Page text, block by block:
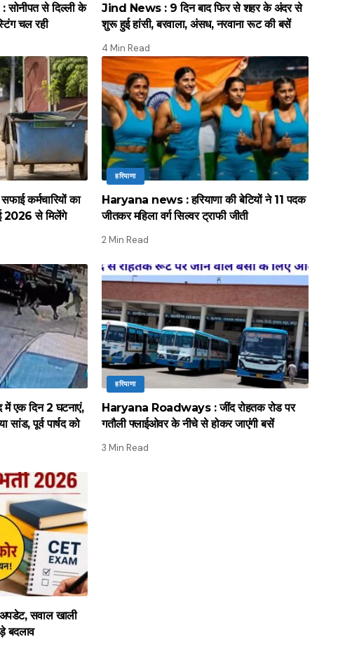
से दिल्ली के
चल रही
Jind News : 9 दिन बाद फिर से शहर के अंदर से
शुरू हुई हांसी, बरवाला, अंसध, नरवाना रूट की बसें
4 Min Read
कर्मचारियों का
2026 से मिलेंगे
हरियाणा
Haryana news : हरियाणा की बेटियों ने 11 पदक
जीतकर महिला वर्ग सिल्वर ट्राफी जीती
2 Min Read
एक दिन 2 घटनाएं,
पूर्व पार्षद को
हरियाणा
Haryana Roadways : जींद रोहतक रोड पर
गतौली फ्लाईओवर के नीचे से होकर जाएंगी बसें
3 Min Read
सवाल खाली
बदलाव